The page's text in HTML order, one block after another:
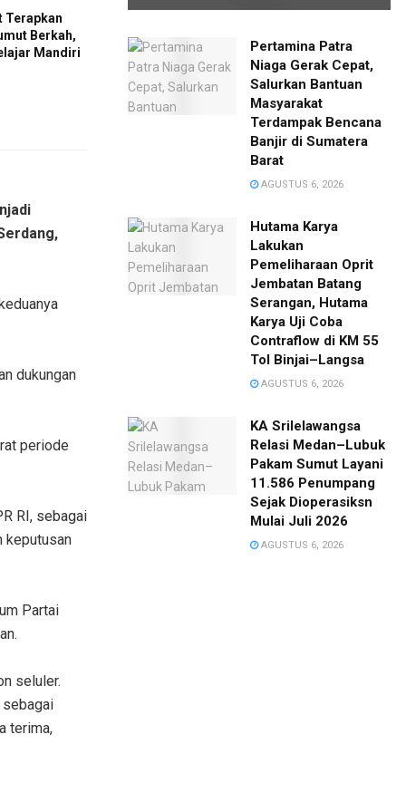
Terapkan
Berkah,
Mandiri
dukungan
periode
RI, sebagai
keputusan
Partai
seluler.
sebagai
terima,
Pertamina Patra
Niaga Gerak Cepat,
Salurkan Bantuan
Masyarakat
Terdampak Bencana
Banjir di Sumatera
Barat
AGUSTUS 6, 2026
Hutama Karya
Lakukan
Pemeliharaan Oprit
Jembatan Batang
Serangan, Hutama
Karya Uji Coba
Contraflow di KM 55
Tol Binjai–Langsa
AGUSTUS 6, 2026
KA Srilelawangsa
Relasi Medan–Lubuk
Pakam Sumut Layani
11.586 Penumpang
Sejak Dioperasiksn
Mulai Juli 2026
AGUSTUS 6, 2026